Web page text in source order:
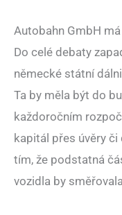
Autobahn GmbH
Do celé debaty
německé státní
Ta by měla být do
každoročním
kapitál přes úvěry
tím, že podstatná
vozidla by